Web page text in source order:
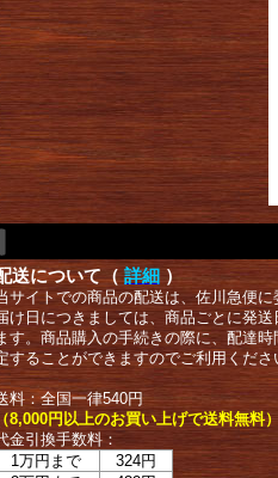
送について（ 詳細 ）
サイトでの商品の配送は、佐川急便
け日につきましては、商品ごとに発
す。商品購入の手続きの際に、配達
することができますのでご利用くださ
料：全国一律540円
8,000円以上のお買い上げで送料無料
金引換手数料：
1万円まで
324円